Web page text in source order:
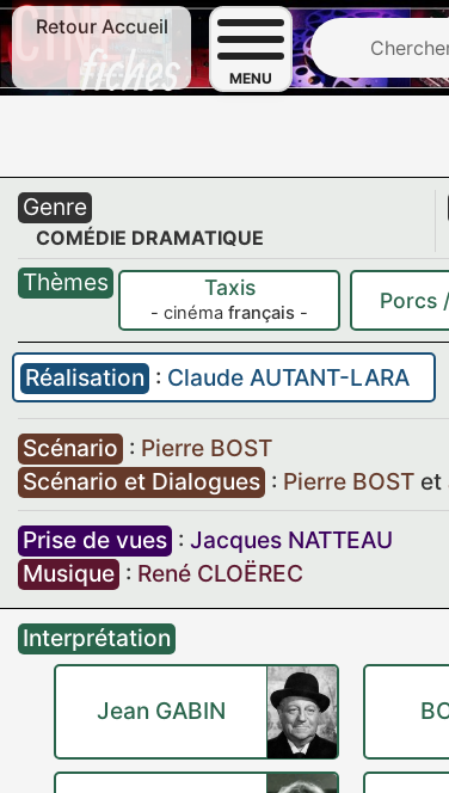
Retour Accueil
MENU
Genre
COMÉDIE DRAMATIQUE
Thèmes Taxis
- cinémafrançais -
Porcs
Réalisation : Claude AUTANT-LARA
Scénario : Pierre BOST
Scénario et Dialogues : Pierre BOST et
Prise de vues : Jacques NATTEAU
Musique : René CLOËREC
Interprétation
Jean GABIN